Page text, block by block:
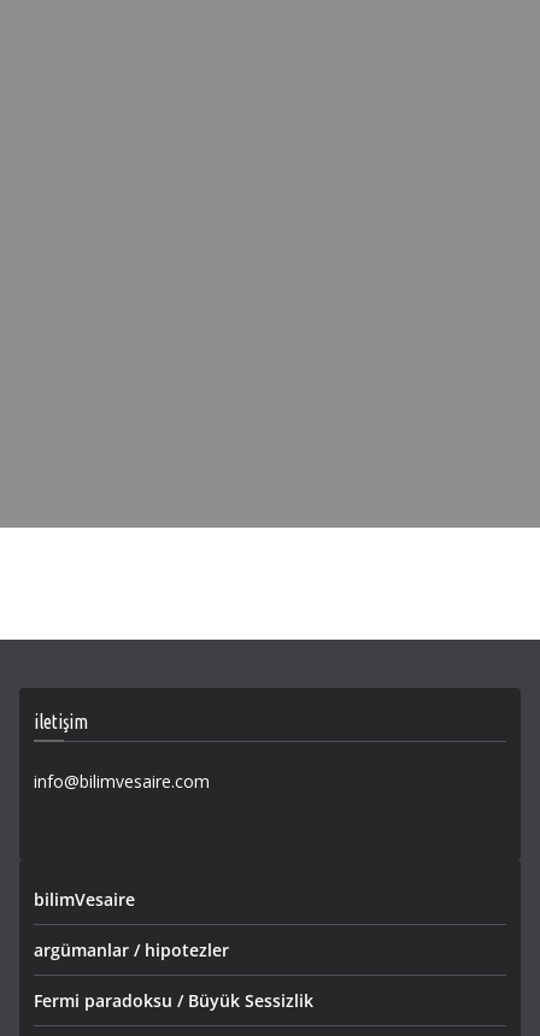
iletişim
info@bilimvesaire.com
bilimVesaire
argümanlar / hipotezler
Fermi paradoksu / Büyük Sessizlik